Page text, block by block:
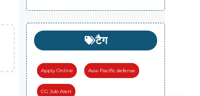
टैग
Apply Online Asia-Pacific defense
CG Job Alert